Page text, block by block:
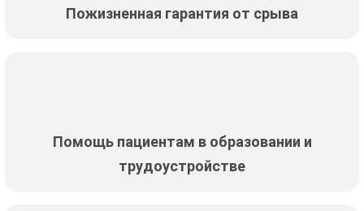
Пожизненная гарантия от срыва
Помощь пациентам в образовании и
трудоустройстве